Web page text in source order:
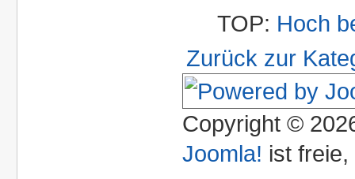
TOP: Hoch
Zurück zur
Copyright ©
Joomla! ist